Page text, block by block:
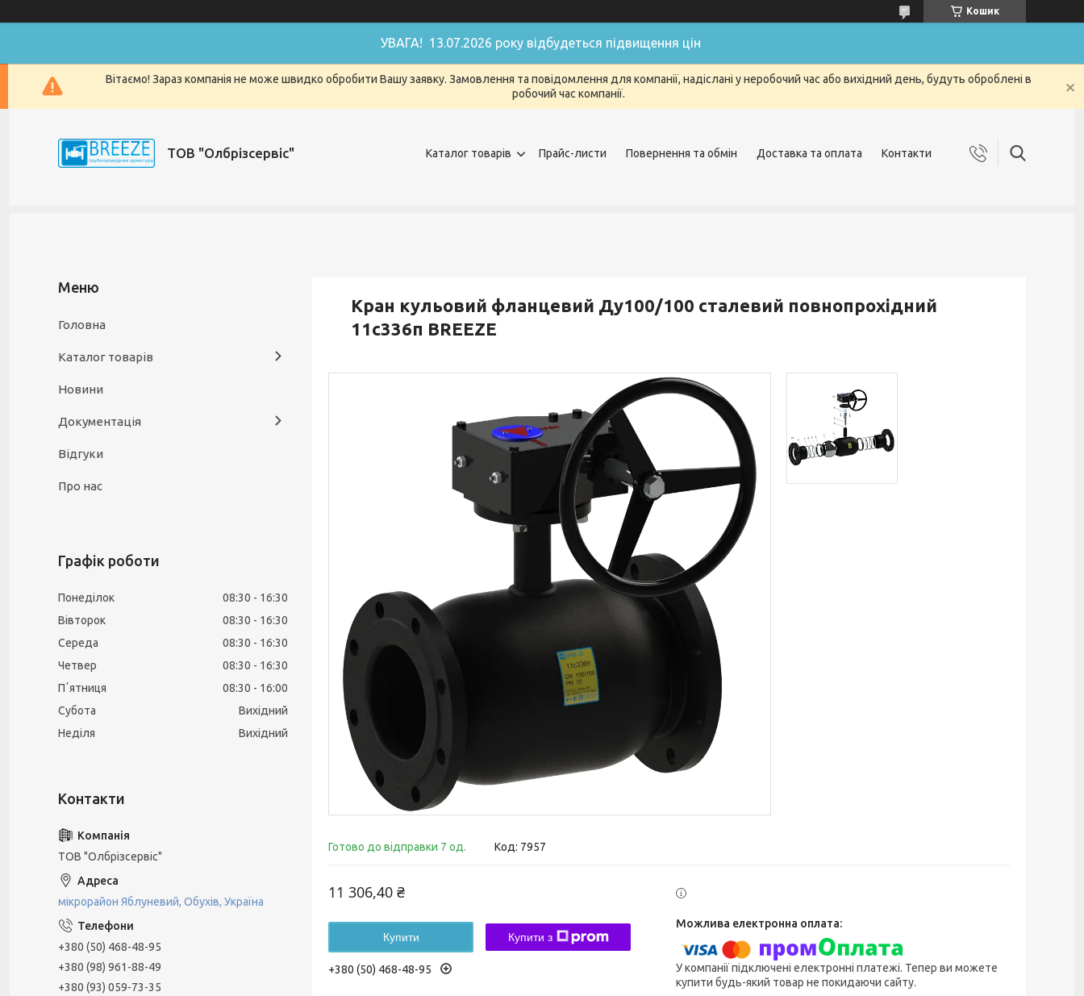
Кошик
УВАГА! 13.07.2026 року відбудеться підвищення цін
Вітаємо! Зараз компанія не може швидко обробити Вашу заявку. Замовлення та повідомлення для компанії, надіслані у неробочий час або вихідний день, будуть оброблені в
робочий час компанії.
ТОВ "Олбрізсервіс" Каталог товарів Прайс-листи Повернення та обмін Доставка та оплата Контакти
Кран кульовий фланцевий Ду100/100 сталевий повнопрохідний
11c336п BREЕZE
Готово до відправки 7 од. Код: 7957
11 306,40 ₴
Купити Купити з
+380 (50) 468-48-95
У компанії підключені електронні платежі. Тепер ви можете
купити будь-який товар не покидаючи сайту.
Головна
Каталог товарів
Новини
Документація
Відгуки
Про нас
Графік роботи
Понеділок 08:30
16:30
Вівторок
08:30
16:30
Середа
08:30
16:30
Четвер
08:30
16:30
Пʼятниця
08:30
16:00
Субота
Вихідний
Неділя
Вихідний
ТОВ "Олбрізсервіс"
мікрорайон Яблуневий, Обухів, Україна
+380 (50) 468-48-95
+380 (98) 961-88-49
+380 (93) 059-73-35